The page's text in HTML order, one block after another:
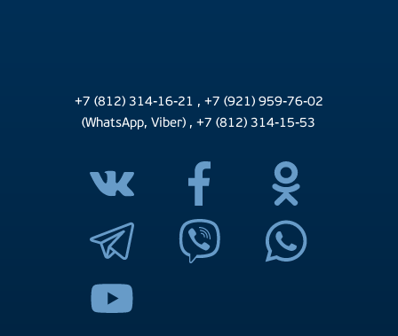
+7 (812) 314-16-21 , +7 (921) 959-76-02
(WhatsApp, Viber) ,+7 (812) 314-15-53